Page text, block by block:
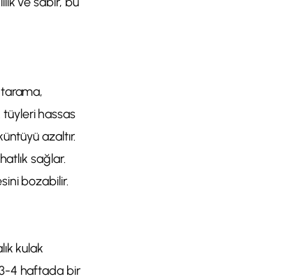
hassas
azaltır.
sağlar.
bozabilir.
kulak
4 haftada bir